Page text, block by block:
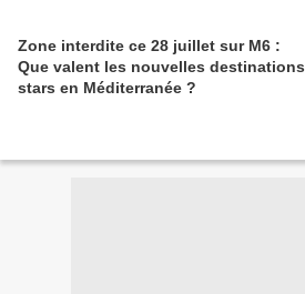
Zone interdite ce 28 juillet sur M6 :
Que valent les nouvelles destinations
stars en Méditerranée ?